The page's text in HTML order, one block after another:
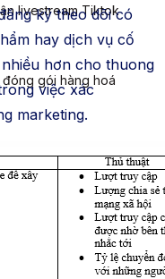
gói hàng hoá
livestream Tiktok
ký theo dõi có
hay dịch vụ cố
hơn cho thuong
việc xác
marketing.